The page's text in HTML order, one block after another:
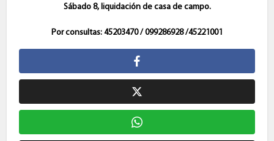
Sábado 8, liquidación de casa de campo.
Por consultas: 45203470 / 099286928 /45221001